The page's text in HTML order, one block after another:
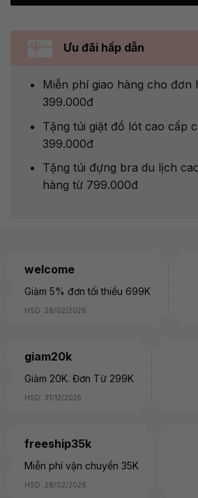
Ưu đãi hấp dẫn
Miễn phí giao hàng cho đơn
399.000đ
Tặng túi giặt đồ lót cao cấp
399.000đ
Tặng túi đựng bra du lịch
hàng từ 799.000đ
welcome
Giảm 5% đơn tối thiểu 699K
HSD: 28/02/2026
giam20k
Giảm 20K. Đơn Từ 299K
HSD: 31/12/2025
freeship35k
Miễn phí vận chuyển 35K
HSD: 28/02/2026